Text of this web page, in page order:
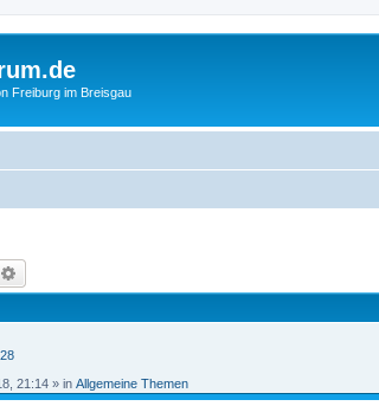
Freiburg im Breisgau
21:14 » in Allgemeine Themen